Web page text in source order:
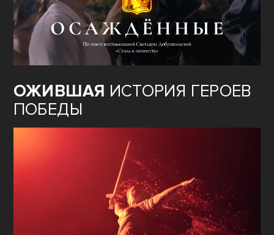
ОЖИВШАЯ ИСТОРИЯ ГЕРОЕВ
ПОБЕДЫ